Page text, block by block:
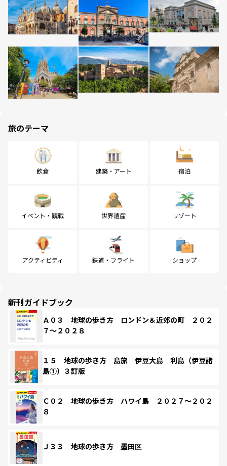
旅のテーマ
飲食 建築・アート 宿泊
イベント・観戦 世界遺産 リゾート
アクティビティ 鉄道・フライト ショップ
新刊ガイドブック
Ａ０３ 地球の歩き方 ロンドン＆近郊の町 ２０２
７～２０２８
１５ 地球の歩き方 島旅 伊豆大島 利島（伊豆諸
島①）３訂版
Ｃ０２ 地球の歩き方 ハワイ島 ２０２７～２０２
８
Ｊ３３ 地球の歩き方 墨田区